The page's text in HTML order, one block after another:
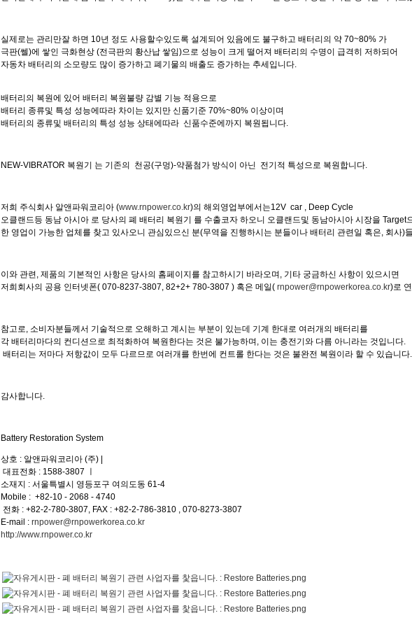
실제로는 관리만잘 하면 10년 정도 사용할수있도록 설계되어 있음에도 불구하고 배터리의 약 70~80% 가
극판(쎌)에 쌓인 극화현상 (전극판의 황산납 쌓임)으로 성능이 크게 떨어져 배터리의 수명이 급격히 저하되어
자동차 배터리의 소모량도 많이 증가하고 폐기물의 배출도 증가하는 추세입니다.
배터리의 복원에 있어 배터리 복원불량 감별 기능 적용으로
배터리 종류및 특성 성능에따라 차이는 있지만 신품기준 70%~80% 이상이며
배터리의 종류및 배터리의 특성 성능 상태에따라 신품수준에까지 복원됩니다.
NEW-VIBRATOR 복원기 는 기존의 천공(구멍)-약품첨가 방식이 아닌 전기적 특성으로 복원합니다.
저희 주식회사 알앤파워코리아 (www.rnpower.co.kr)의 해외영업부에서는12V car , Deep Cycle
오클랜드등 동남 아시아 로 당사의 폐 배터리 복원기 를 수출코자 하오니 오클랜드및 동남아시아 시장을 Target
한 영업이 가능한 업체를 찾고 있사오니 관심있으신 분(무역을 진행하시는 분들이나 배터리 관련일 혹은, 회사)
이와 관련, 제품의 기본적인 사항은 당사의 홈페이지를 참고하시기 바라오며, 기타 궁금하신 사항이 있으시면
저희회사의 공용 인터넷폰( 070-8237-3807, 82+2+ 780-3807 ) 혹은 메일( rnpower@rnpowerkorea.co.kr)로
참고로, 소비자분들께서 기술적으로 오해하고 계시는 부분이 있는데 기계 한대로 여러개의 배터리를
각 배터리마다의 컨디션으로 최적화하여 복원한다는 것은 불가능하며, 이는 충전기와 다름 아니라는 것입니다.
배터리는 저마다 저항값이 모두 다르므로 여러개를 한번에 컨트롤 한다는 것은 불완전 복원이라 할 수 있습니다.
감사합니다.
Battery Restoration System
상호 : 알앤파워코리아 (주) |
대표전화 : 1588-3807 ㅣ
소재지 : 서울특별시 영등포구 여의도동 61-4
Mobile : +82-10 - 2068 - 4740
전화 : +82-2-780-3807, FAX : +82-2-786-3810 , 070-8273-3807
E-mail : rnpower@rnpowerkorea.co.kr
http://www.rnpower.co.kr